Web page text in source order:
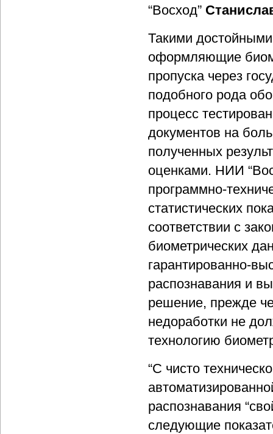
“Восход”
Такими
оформляющие
пропуска через
подобного рода
процесс
документов на
полученных
оценками. НИИ
программно-
статистических
соответствии с
биометрических
гарантированно-
распознавания и
решение, прежде
недоработки не
технологию
“С чисто
распознавания
следующие